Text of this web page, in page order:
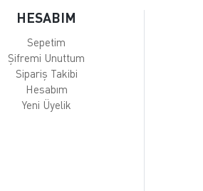
HESABIM
Sepetim
Şifremi Unuttum
Sipariş Takibi
Hesabım
Yeni Üyelik